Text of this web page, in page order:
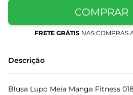
COMPRAR
FRETE GRÁTISNAS COMPRAS
Descrição
Blusa Lupo Meia Manga Fitness